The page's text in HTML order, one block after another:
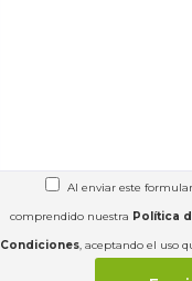
Al enviar este
comprendido nuestra Política
Condiciones, aceptando el uso